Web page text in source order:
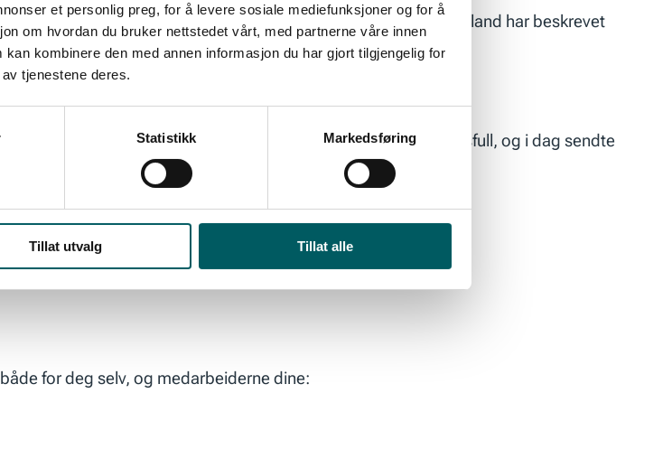
et personlig preg, for å levere sosiale mediefunksjoner og for å
om hvordan du bruker nettstedet vårt, med partnerne våre innen
kombinere den med annen informasjon du har gjort tilgjengelig for
tjenestene deres.
Statistikk Markedsføring
Tillat utvalg Tillat alle
finnes det enkle metoder du kan forsøke, slik Jeanette Sleveland har beskrevet
Her er hennes tips:
for eksempel «Jeg kan, jeg vil, jeg får det til!».
pris på hos deg selv, og hva det fører til, som «Jeg er omsorgsfull, og i dag sendte
for deg selv, og medarbeiderne dine: